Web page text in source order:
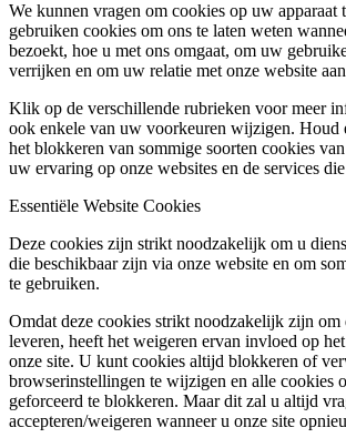
We kunnen vragen om cookies op uw apparaat
gebruiken cookies om ons te laten weten
bezoekt, hoe u met ons omgaat, om uw
verrijken en om uw relatie met onze website aan
Klik op de verschillende rubrieken voor meer
ook enkele van uw voorkeuren wijzigen. Houd
het blokkeren van sommige soorten cookies
uw ervaring op onze websites en de services
Essentiële Website Cookies
Deze cookies zijn strikt noodzakelijk om u
die beschikbaar zijn via onze website en om
te gebruiken.
Omdat deze cookies strikt noodzakelijk zijn om
leveren, heeft het weigeren ervan invloed op
onze site. U kunt cookies altijd blokkeren of
browserinstellingen te wijzigen en alle cookies
geforceerd te blokkeren. Maar dit zal u altijd
accepteren/weigeren wanneer u onze site